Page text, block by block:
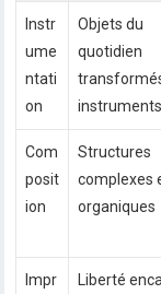
Instr
ume
ntati
on
Objets du
quotidien
instruments
Com
posit
ion
Structures
complexes
organiques
Impr
Liberté